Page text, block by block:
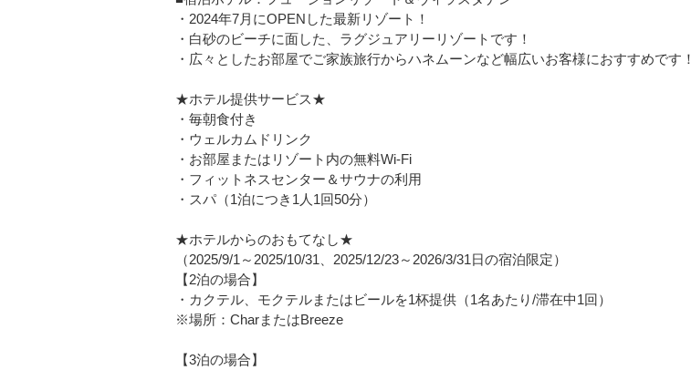
・2024年7月にOPENした最新リゾート！
・白砂のビーチに面した、ラグジュアリーリゾートです！
・広々としたお部屋でご家族旅行からハネムーンなど幅広いお客様におすすめです！
★ホテル提供サービス★
・毎朝食付き
・ウェルカムドリンク
・お部屋またはリゾート内の無料Wi-Fi
・フィットネスセンター＆サウナの利用
・スパ（1泊につき1人1回50分）
★ホテルからのおもてなし★
（2025/9/1～2025/10/31、2025/12/23～2026/3/31日の宿泊限定）
【2泊の場合】
・カクテル、モクテルまたはビールを1杯提供（1名あたり/滞在中1回）
※場所：CharまたはBreeze
【3泊の場合】